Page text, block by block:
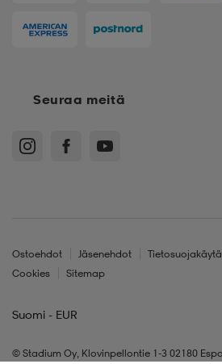
Seuraa meitä
Ostoehdot Jäsenehdot
Cookies
Sitemap
Suomi - EUR
© Stadium Oy, Klovinpellontie 1-3 02180